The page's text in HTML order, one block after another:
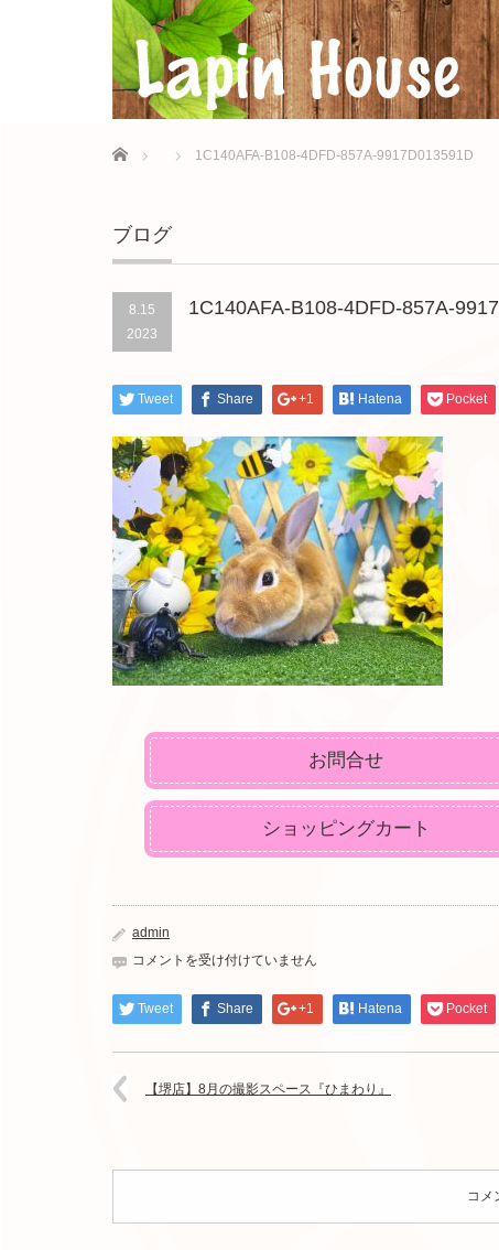
Home 1C140AFA-B108-4DFD-857A-9917D013591D
ブログ
8.15
2023
1C140AFA-B108-4DFD-857A-
Tweet Share +1 Hatena Pocket
お問合せ
ショッピングカート
admin
1C140AFA-
4DFD-
857A-
コメントを受け付けていません
Tweet Share +1 Hatena Pocket
【堺店】8月の撮影スペース『ひまわり』
コメ